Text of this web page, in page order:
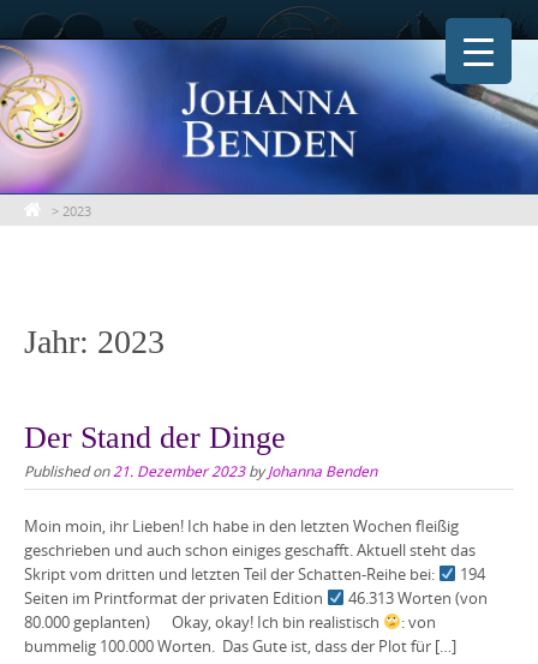
Skip
to
content
> 2023
Jahr: 2023
Der Stand der Dinge
Published on21. Dezember 2023byJohanna Benden
Moin moin, ihr Lieben! Ich habe in den letzten Wochen fleißig
geschrieben und auch schon einiges geschafft. Aktuell steht das
Skript vom dritten und letzten Teil der Schatten-Reihe bei:
194
Seiten im Printformat der privaten Edition
46.313 Worten (von
80.000 geplanten) Okay, okay! Ich bin realistisch
: von
bummelig 100.000 Worten. Das Gute ist, dass der Plot für […]